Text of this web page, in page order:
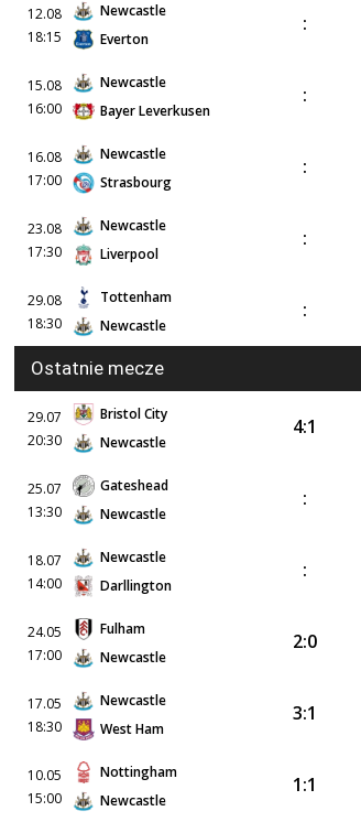
12.08
18:15
Newcastle
Everton
:
15.08
16:00
Newcastle
Bayer Leverkusen
:
16.08
17:00
Newcastle
Strasbourg
:
23.08
17:30
Newcastle
Liverpool
:
29.08
18:30
Tottenham
Newcastle
:
Ostatnie mecze
29.07
20:30
Bristol City
Newcastle
4:1
25.07
13:30
Gateshead
Newcastle
:
18.07
14:00
Newcastle
Darllington
:
24.05
17:00
Fulham
Newcastle
2:0
17.05
18:30
Newcastle
West Ham
3:1
10.05
15:00
Nottingham
Newcastle
1:1